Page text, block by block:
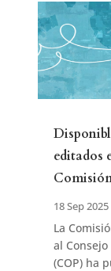
editados
18 Sep 2025
La
al
(COP) ha